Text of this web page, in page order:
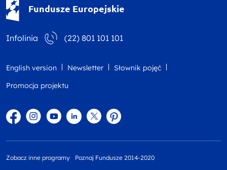
Fundusze Europejskie
Infolinia (22) 801 101 101
English version Newsletter
Słownik pojęć
Promocja projektu
FacebookInstagram
YouTubeLinkedintwitterPinterest
Zobacz inne programy Poznaj Fundusze 2014-2020